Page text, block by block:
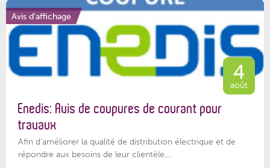
Avis d'affichage
4
août
Enedis: Avis de coupures de courant pour
travaux
Afin d’améliorer la qualité de distribution électrique et de
répondre aux besoins de leur clientèle,...